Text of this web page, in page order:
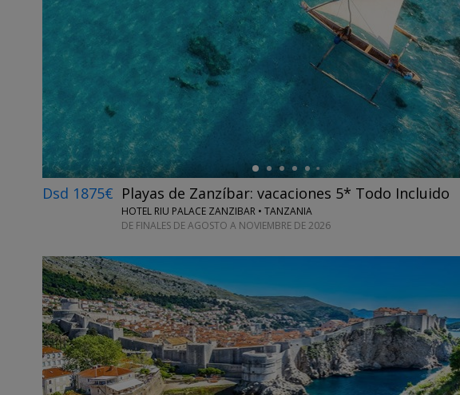
Dsd 1875€ Playas de Zanzíbar: vacaciones 5* Todo Incluido
HOTEL RIU PALACE ZANZIBAR • TANZANIA
DE FINALES DE AGOSTO A NOVIEMBRE DE 2026